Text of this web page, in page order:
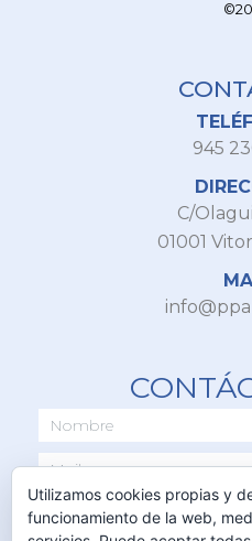
945
C/
01001
Utilizamos cookies propias y
funcionamiento de la web,